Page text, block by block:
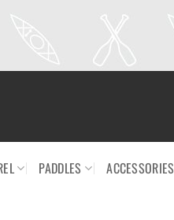
PADDLES ACCESSORIES